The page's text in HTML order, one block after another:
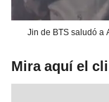
Jin de BTS saludó a
Mira aquí el